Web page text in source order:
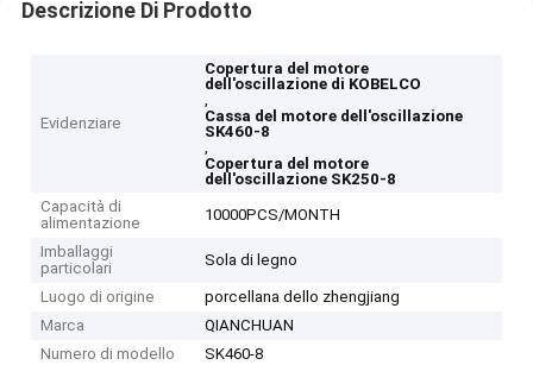
Descrizione Di Prodotto
Evidenziare
Copertura del motore
dell'oscillazione di KOBELCO
,
Cassa del motore dell'oscillazione
SK460-8
,
Copertura del motore
dell'oscillazione SK250-8
Capacità di
alimentazione
10000PCS/MONTH
Imballaggi
particolari
Sola di legno
Luogo di origine
porcellana dello zhengjiang
Marca
QIANCHUAN
Numero di modello
SK460-8